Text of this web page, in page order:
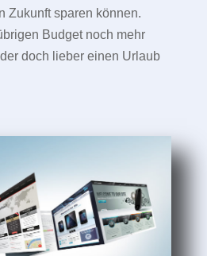
Zukunft sparen können.
Budget noch mehr
doch lieber einen Urlaub